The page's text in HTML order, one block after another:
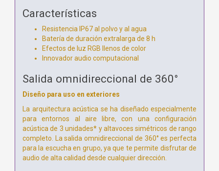
Características
Resistencia IP67 al polvo y al agua
Batería de duración extralarga de 8 h
Efectos de luz RGB llenos de color
Innovador audio computacional
Salida omnidireccional de 360°
Diseño para uso en exteriores
La arquitectura acústica se ha diseñado especialmente
para entornos al aire libre, con una configuración
acústica de 3 unidades* y altavoces simétricos de rango
completo. La salida omnidireccional de 360° es perfecta
para la escucha en grupo, ya que te permite disfrutar de
audio de alta calidad desde cualquier dirección.